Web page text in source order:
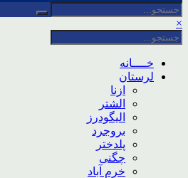
×
خــــانه
لرستان
ازنا
الشتر
الیگودرز
بروجرد
پلدختر
چگنی
خرم آباد